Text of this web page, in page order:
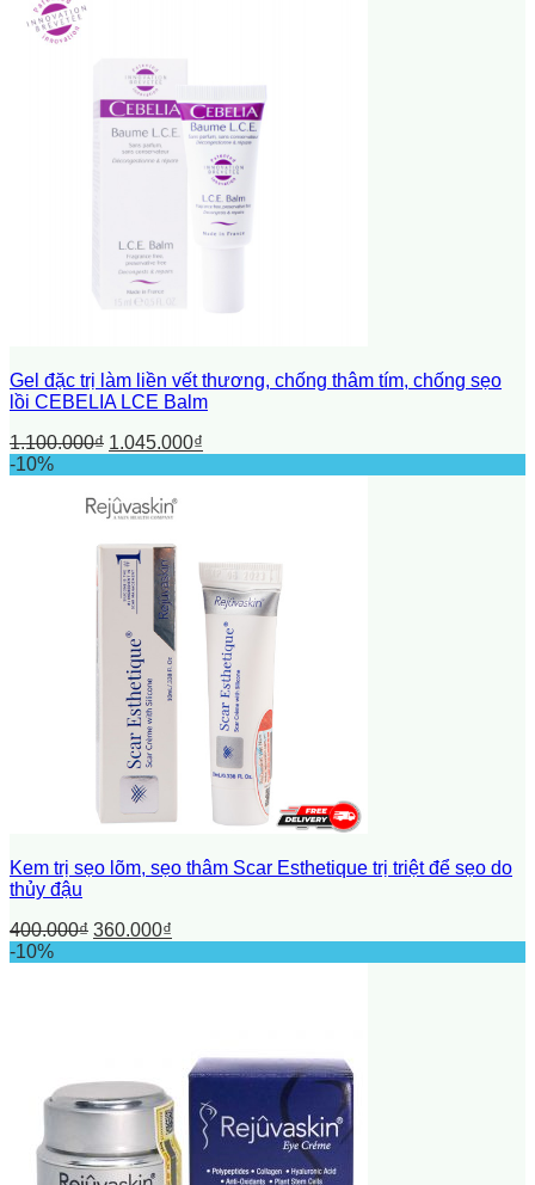
Gel đặc trị làm liền vết thương, chống thâm tím, chống sẹo
lồi CEBELIA LCE Balm
1.100.000₫ 1.045.000₫
-10%
Kem trị sẹo lõm, sẹo thâm Scar Esthetique trị triệt để sẹo do
thủy đậu
400.000₫ 360.000₫
-10%